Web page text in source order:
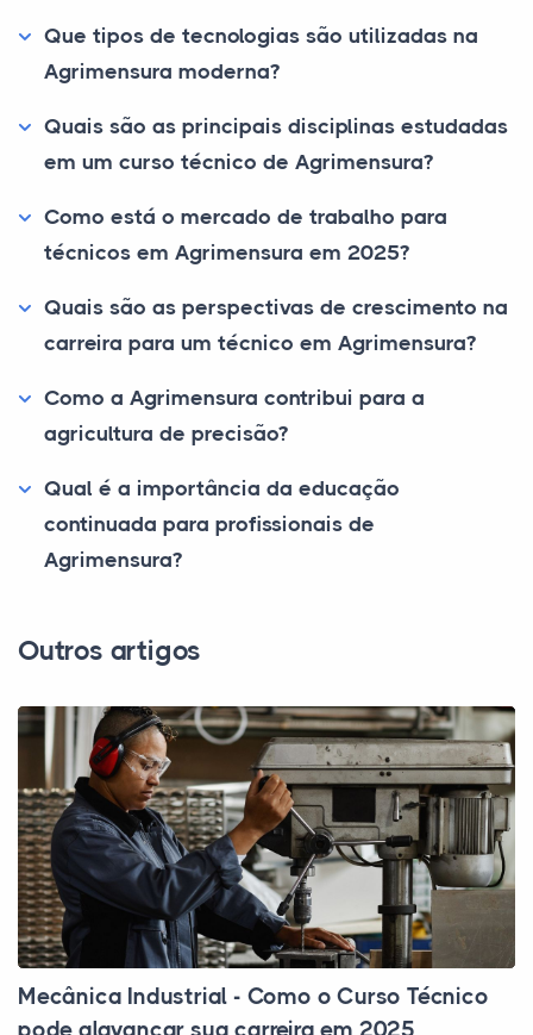
Que tipos de tecnologias são utilizadas na
Agrimensura moderna?
Quais são as principais disciplinas estudadas
em um curso técnico de Agrimensura?
Como está o mercado de trabalho para
técnicos em Agrimensura em 2025?
Quais são as perspectivas de crescimento na
carreira para um técnico em Agrimensura?
Como a Agrimensura contribui para a
agricultura de precisão?
Qual é a importância da educação
continuada para profissionais de
Agrimensura?
Outros artigos
Mecânica Industrial - Como o Curso Técnico